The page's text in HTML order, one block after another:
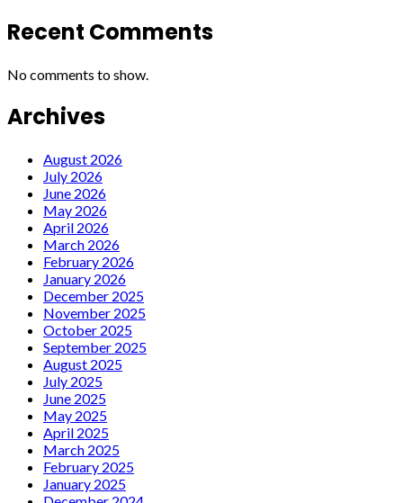
Recent Comments
No comments to show.
Archives
August 2026
July 2026
June 2026
May 2026
April 2026
March 2026
February 2026
January 2026
December 2025
November 2025
October 2025
September 2025
August 2025
July 2025
June 2025
May 2025
April 2025
March 2025
February 2025
January 2025